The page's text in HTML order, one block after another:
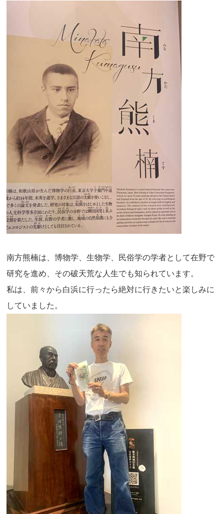
南方熊楠は、博物学、生物学、民俗学の学者として在野で
研究を進め、その破天荒な人生でも知られています。
私は、前々から白浜に行ったら絶対に行きたいと楽しみに
していました。